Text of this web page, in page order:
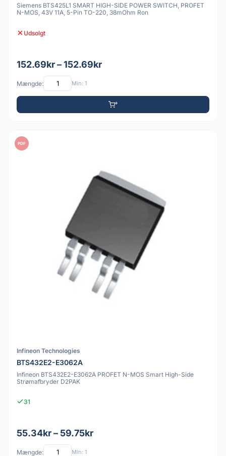
Siemens BTS425L1 SMART HIGH-SIDE POWER SWITCH, PROFET
N-MOS, 43V 11A, 5-Pin TO-220, 38mOhm Ron
Udsolgt
152.69kr – 152.69kr
Mængde: Min: 1
PDF
Infineon Technologies
BTS432E2-E3062A
Infineon BTS432E2-E3062A PROFET N-MOS Smart High-Side
Strømafbryder D2PAK
31
55.34kr – 59.75kr
Mængde: Min: 1